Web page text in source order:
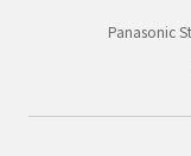
Panasonic